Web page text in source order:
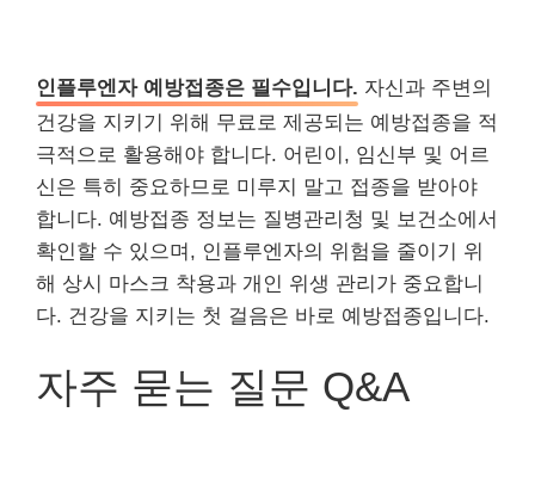
인플루엔자 예방접종은 필수입니다. 자신과 주변의
건강을 지키기 위해 무료로 제공되는 예방접종을 적
극적으로 활용해야 합니다. 어린이, 임신부 및 어르
신은 특히 중요하므로 미루지 말고 접종을 받아야
합니다. 예방접종 정보는 질병관리청 및 보건소에서
확인할 수 있으며, 인플루엔자의 위험을 줄이기 위
해 상시 마스크 착용과 개인 위생 관리가 중요합니
다. 건강을 지키는 첫 걸음은 바로 예방접종입니다.
자주 묻는 질문 Q&A